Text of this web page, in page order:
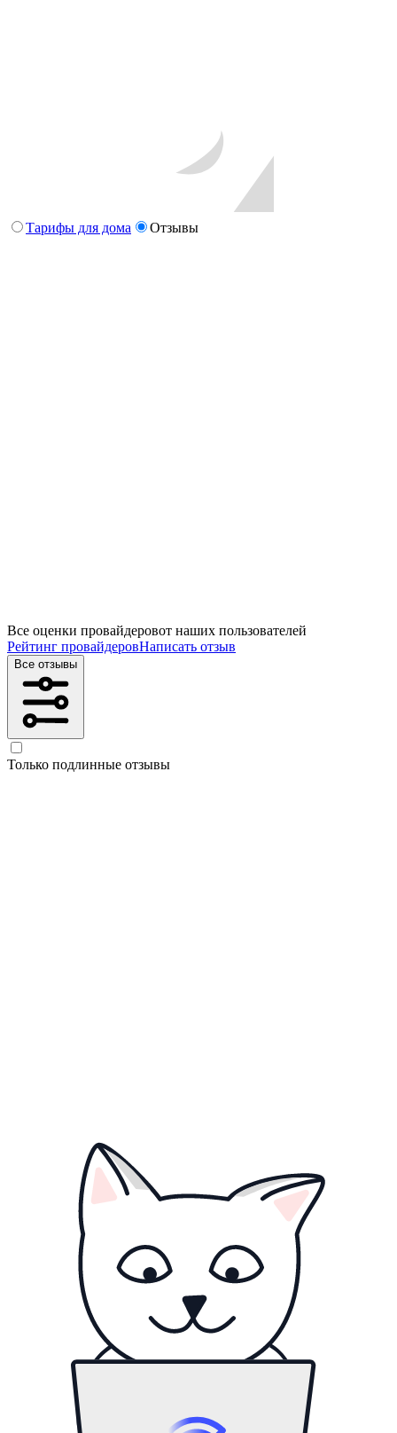
Тарифы для дома Отзывы
Все оценки провайдеровот наших пользователей
Рейтинг провайдеровНаписать отзыв
Все отзывы
Только подлинные отзывы